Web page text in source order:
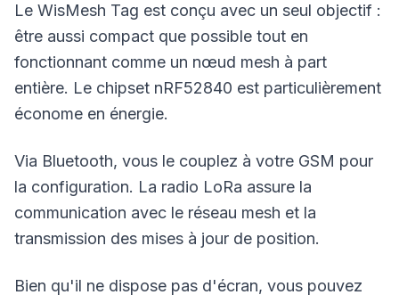
Le WisMesh Tag est conçu avec un seul objectif :
être aussi compact que possible tout en
fonctionnant comme un nœud mesh à part
entière. Le chipset nRF52840 est particulièrement
économe en énergie.
Via Bluetooth, vous le couplez à votre GSM pour
la configuration. La radio LoRa assure la
communication avec le réseau mesh et la
transmission des mises à jour de position.
Bien qu'il ne dispose pas d'écran, vous pouvez